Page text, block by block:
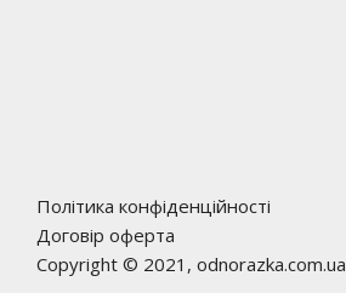
Політика конфіденційності
Договір оферта
Copyright © 2021, odnorazka.com.ua